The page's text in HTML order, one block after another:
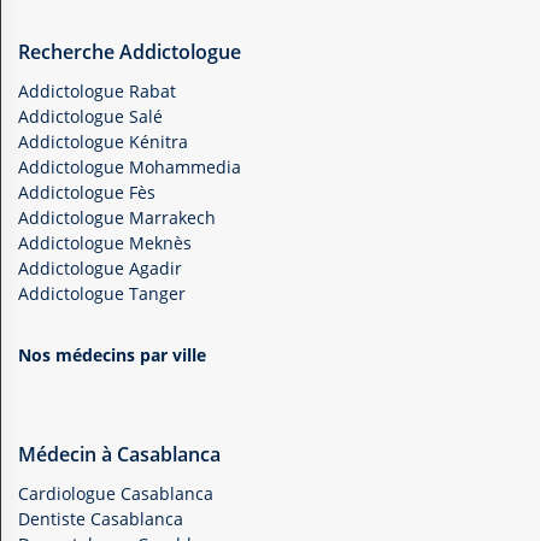
Recherche Addictologue
Addictologue Rabat
Addictologue Salé
Addictologue Kénitra
Addictologue Mohammedia
Addictologue Fès
Addictologue Marrakech
Addictologue Meknès
Addictologue Agadir
Addictologue Tanger
Nos médecins par ville
Médecin à Casablanca
Cardiologue Casablanca
Dentiste Casablanca